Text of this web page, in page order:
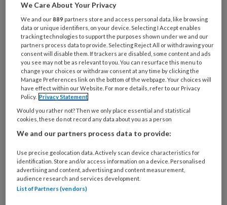
Al een account of abonnement? Log dan in
Wat
is
je
e-
mailadres?
*
Kies
je
wachtwoord* *
Kies
je
functie *
Bij
welke
organisatie
We Care About Your Privacy
We and our889 partners store and access personal data, like browsing
data or unique identifiers, on your device. Selecting I Accept enables
tracking technologies to support the purposes shown under we and our
partners process data to provide. Selecting Reject All or withdrawing your
consent will disable them. If trackers are disabled, some content and ads
you see may not be as relevant to you. You can resurface this menu to
change your choices or withdraw consent at any time by clicking the
Manage Preferences link on the bottom of the webpage. Your choices will
have effect within our Website. For more details, refer to our Privacy
Policy. Privacy Statement
Would you rather not? Then we only place essential and statistical
cookies, these do not record any data about you as a person
We and our partners process data to provide:
Use precise geolocation data. Actively scan device characteristics for
identification. Store and/or access information on a device. Personalised
advertising and content, advertising and content measurement,
audience research and services development.
List of Partners (vendors)